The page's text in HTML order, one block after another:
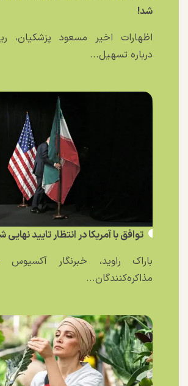
شد!
اظهارات اخیر مسعود پزشکیان،
درباره تسهیل...
توافق با آمریکا در انتظار تایید
باراک راوید، خبرنگار
مذاکره‌کنندگان...